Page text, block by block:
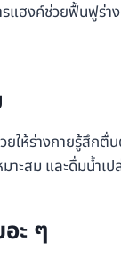
แฮงค์ช่วยฟื้นฟูร่
ยให้ร่างกายรู้สึก
าะสม และดื่มน้ำเ
ะ ๆ